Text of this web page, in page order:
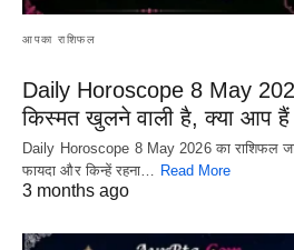
आपका राशिफल
Daily Horoscope 8 May
किस्मत खुलने वाली है, क्या आप हैं
Daily Horoscope 8 May 2026 का राशिफल
फायदा और किन्हें रहना…
Read More
3 months ago